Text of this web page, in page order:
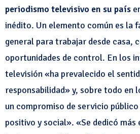
periodismo televisivo en su país
inédito. Un elemento común es la
general para trabajar desde casa,
oportunidades de control. En los
televisión «ha prevalecido el
responsabilidad» y, sobre todo en
un compromiso de servicio
positivo y social». «Se dedicó más